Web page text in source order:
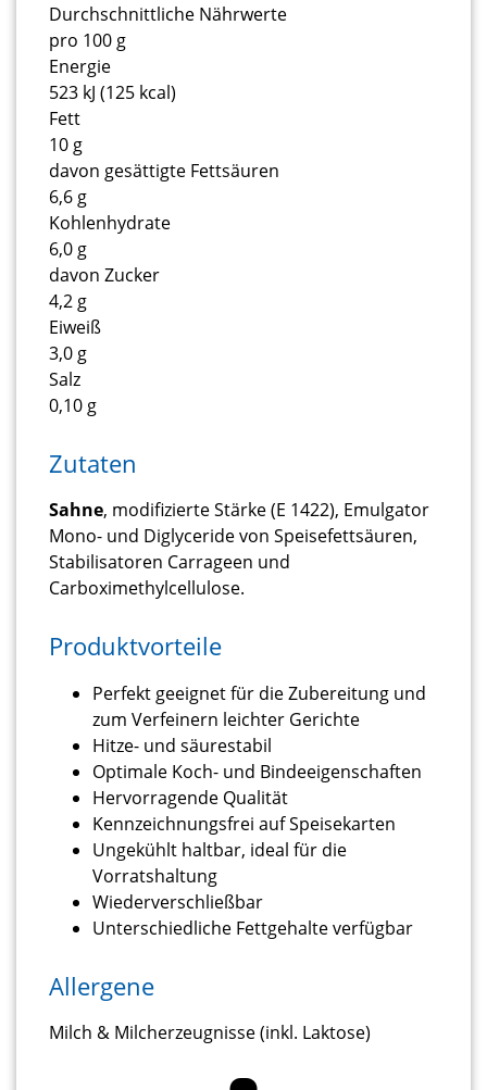
Durchschnittliche Nährwerte
pro 100 g
Energie
523 kJ (125 kcal)
Fett
10 g
davon gesättigte Fettsäuren
6,6 g
Kohlenhydrate
6,0 g
davon Zucker
4,2 g
Eiweiß
3,0 g
Salz
0,10 g
Zutaten
Sahne, modifizierte Stärke (E 1422), Emulgator
Mono- und Diglyceride von Speisefettsäuren,
Stabilisatoren Carrageen und
Carboximethylcellulose.
Produktvorteile
Perfekt geeignet für die Zubereitung und
zum Verfeinern leichter Gerichte
Hitze- und säurestabil
Optimale Koch- und Bindeeigenschaften
Hervorragende Qualität
Kennzeichnungsfrei auf Speisekarten
Ungekühlt haltbar, ideal für die
Vorratshaltung
Wiederverschließbar
Unterschiedliche Fettgehalte verfügbar
Allergene
Milch & Milcherzeugnisse (inkl. Laktose)